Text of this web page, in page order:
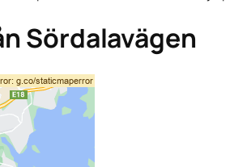
Sördalavägen